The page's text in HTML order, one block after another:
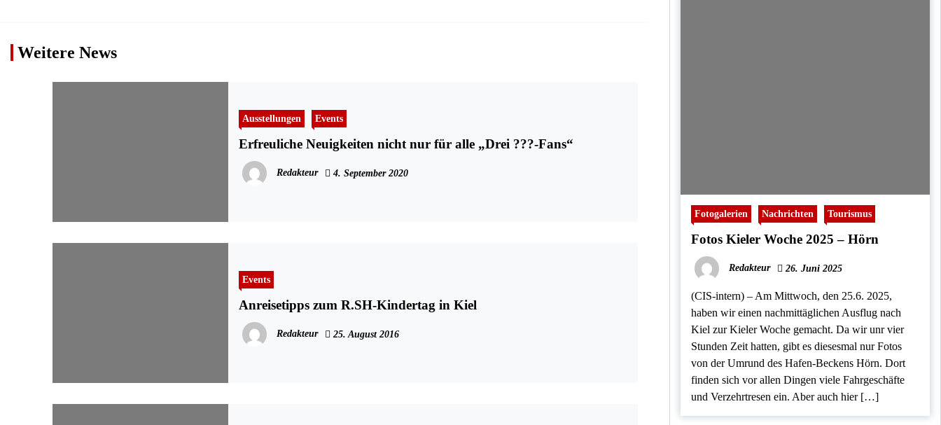
Weitere News
Ausstellungen Events
Erfreuliche Neuigkeiten nicht nur für alle „Drei ???-Fans“
Redakteur 4. September 2020
Events
Anreisetipps zum R.SH-Kindertag in Kiel
Redakteur 25. August 2016
Fotogalerien Nachrichten Tourismus
Fotos Kieler Woche 2025 – Hörn
Redakteur 26. Juni 2025
(CIS-intern) – Am Mittwoch, den 25.6. 2025,
haben wir einen nachmittäglichen Ausflug nach
Kiel zur Kieler Woche gemacht. Da wir unr vier
Stunden Zeit hatten, gibt es diesesmal nur Fotos
von der Umrund des Hafen-Beckens Hörn. Dort
finden sich vor allen Dingen viele Fahrgeschäfte
und Verzehrtresen ein. Aber auch hier […]